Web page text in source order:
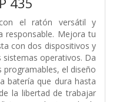
el ratón versátil y
responsable. Mejora tu
con dos dispositivos y
operativos. Da
el diseño
batería que dura hasta
la libertad de trabajar